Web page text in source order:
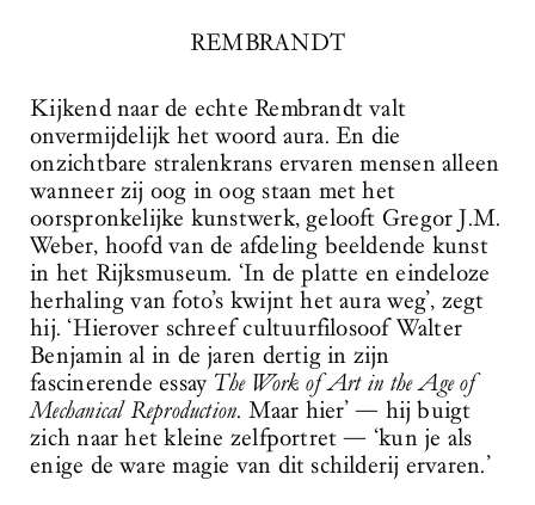
REMBRANDT
Kijkend naar de echte Rembrandt valt
onvermijdelijk het woord aura. En die
onzichtbare stralenkrans ervaren mensen alleen
wanneer zij oog in oog staan met het
oorspronkelijke kunstwerk, gelooft Gregor J.M.
Weber, hoofd van de afdeling beeldende kunst
in het Rijksmuseum. ‘In de platte en eindeloze
herhaling van foto’s kwijnt het aura weg’, zegt
hij. ‘Hierover schreef cultuurfilosoof Walter
Benjamin al in de jaren dertig in zijn
fascinerende essay The Work of Art in the Age of
Mechanical Reproduction. Maar hier’ — hij buigt
zich naar het kleine zelfportret — ‘kun je als
enige de ware magie van dit schilderij ervaren.’